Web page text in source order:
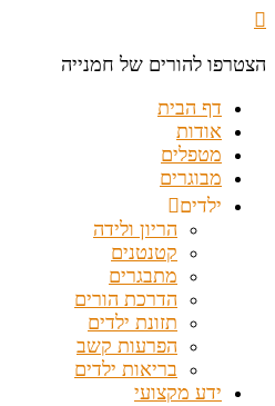
הצטרפו להורים של חמנייה
דף הבית
אודות
מטפלים
מבוגרים
ילדים
הריון ולידה
קטנטנים
מתבגרים
הדרכת הורים
תזונת ילדים
הפרעות קשב
בריאות ילדים
ידע מקצועי